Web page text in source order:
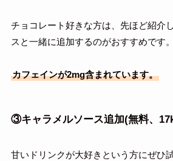
チョコレート好きな方は、先ほど紹介
スと一緒に追加するのがおすすめです。
カフェインが2mg含まれています。
③キャラメルソース追加(無料、
甘いドリンクが大好きという方にぜひ